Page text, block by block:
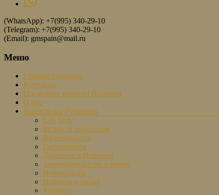
(WhatsApp): +7(995) 340-29-10
(Telegram): +7(995) 340-29-10
(Email): gmspain@mail.ru
Меню
Главная страница
Контакты
Последние новости Испании
О нас
Новости по Рубрикам
Life Style
Бизнес и индустрия
Видеоновости
Гастрономия
Диаспора в Испании
Законодательство и право
Иммиграция
Испания в лицах
Культура